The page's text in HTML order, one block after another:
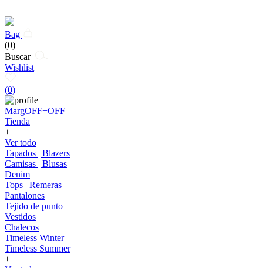
Bag
(0)
Buscar
Wishlist
(0)
MargOFF+OFF
Tienda
+
Ver todo
Tapados | Blazers
Camisas | Blusas
Denim
Tops | Remeras
Pantalones
Tejido de punto
Vestidos
Chalecos
Timeless Winter
Timeless Summer
+